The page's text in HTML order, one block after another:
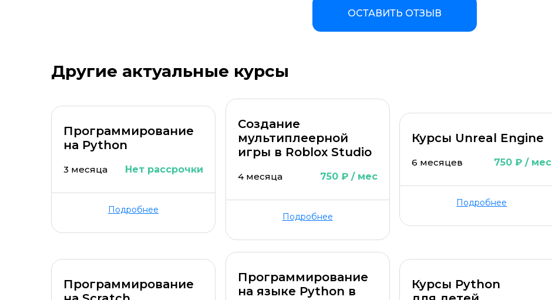
ОСТАВИТЬ ОТЗЫВ
Другие актуальные курсы
Программирование
на Python
3 месяца Нет рассрочки
Подробнее
Создание
мультиплеерной
игры в Roblox Studio
4 месяца 750 ₽ / мес
Подробнее
Курсы Unreal Engine
6 месяцев 750 ₽ / мес
Подробнее
Программирование
Программирование
на языке Python в
Курсы Python
ОСТАВИТЬ КОММЕНТАРИЙ
ОСТАВИТЬ ОТЗЫВ